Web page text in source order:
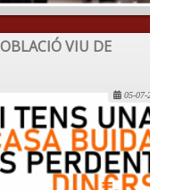
VIU DE
05-07-2022